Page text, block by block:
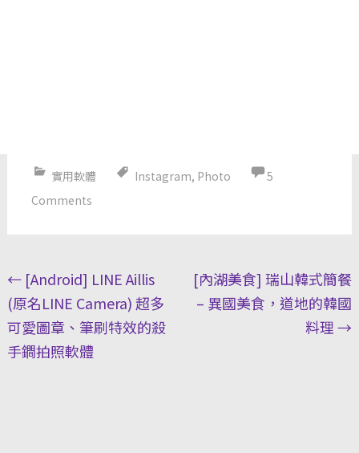
實用軟體 Instagram, Photo
5
Comments
Post
navigation
←[Android] LINE Aillis
(原名LINE Camera) 超多
可愛圖章、筆刷特效的殺
手鐧拍照軟體
[內湖美食] 瑞山韓式簡餐
– 異國美食，道地的韓國
料理→